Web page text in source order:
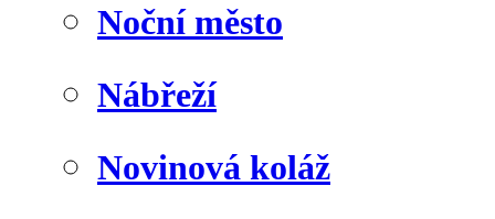
Noční město
Nábřeží
Novinová koláž